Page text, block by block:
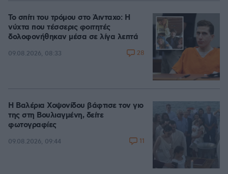
Το σπίτι του τρόμου στο Άινταχο: Η
νύχτα που τέσσερις φοιτητές
δολοφονήθηκαν μέσα σε λίγα λεπτά
09.08.2026, 08:33 28
Η Βαλέρια Χοψονίδου βάφτισε τον γιο
της στη Βουλιαγμένη, δείτε
φωτογραφίες
09.08.2026, 09:44 11